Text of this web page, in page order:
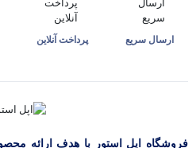
ارسال سریع پرداخت آنلاین
فروشگاه اپل استور با هدف ارائه‌